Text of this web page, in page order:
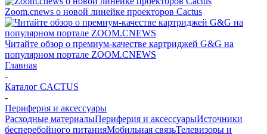
Zoom.cnews о новой линейке проекторов Cactus
Читайте обзор о премиум-качестве картриджей G&G на
популярном портале ZOOM.CNEWS
Главная
-
Каталог CACTUS
-
Периферия и аксессуары
Расходные материалыПериферия и аксессуарыИсточники
бесперебойного питанияМобильная связьТелевизоры и